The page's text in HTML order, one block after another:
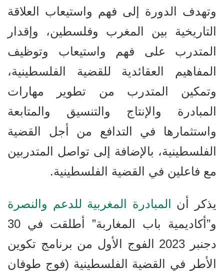
وتهدف الدورة إلى فهم واستيعاب العلاقة
التاريخية بين المغرب وفلسطين، وإقدار
المتدرب على فهم واستيعاب وتوظيف
المفاهيم العقائدية للقضية الفلسطينية،
وتمكين المتدرب من تطوير مهارات
المبادرة والإنتاج والتنسيق والمتابعة
واستثمارها في التدافع من أجل القضية
الفلسطينية، بالإضافة إلى تواصل المتدربين
مع فاعلين في القضية الفلسطينية.
يذكر أن
المبادرة المغربية للدعم والنصرة
و”أكاديمية باب المغاربة” أطلقت في 30
دجنبر 2023 الفوج الأول من برنامج تكوين
الأطر في القضية الفلسطينية (فوج طوفان